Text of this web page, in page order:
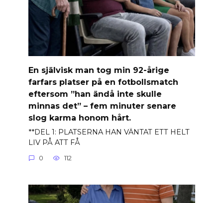
En självisk man tog min 92-årige
farfars platser på en fotbollsmatch
eftersom ”han ändå inte skulle
minnas det” – fem minuter senare
slog karma honom hårt.
**DEL 1: PLATSERNA HAN VÄNTAT ETT HELT
LIV PÅ ATT FÅ
0 112